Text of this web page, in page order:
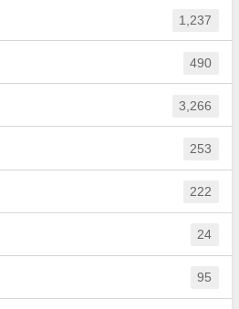
1,237
490
3,266
253
222
24
95